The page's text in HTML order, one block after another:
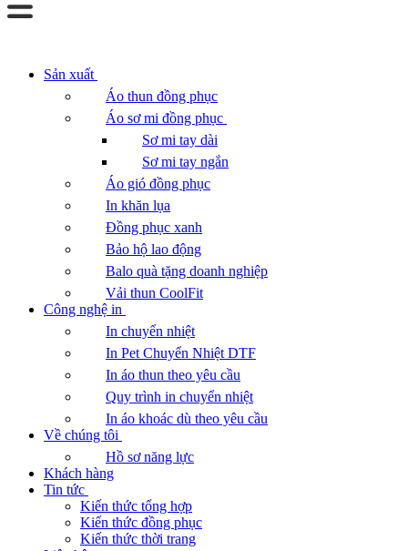
Sản xuất
Áo thun đồng phục
Áo sơ mi đồng phục
Sơ mi tay dài
Sơ mi tay ngắn
Áo gió đồng phục
In khăn lụa
Đồng phục xanh
Bảo hộ lao động
Balo quà tặng doanh nghiệp
Vải thun CoolFit
Công nghệ in
In chuyển nhiệt
In Pet Chuyển Nhiệt DTF
In áo thun theo yêu cầu
Quy trình in chuyển nhiệt
In áo khoác dù theo yêu cầu
Về chúng tôi
Hồ sơ năng lực
Khách hàng
Tin tức
Kiến thức tổng hợp
Kiến thức đồng phục
Kiến thức thời trang